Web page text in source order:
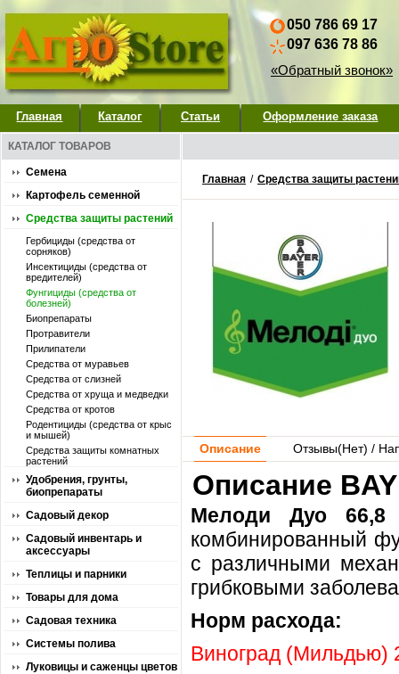
050 786 69 17
097 636 78 86
«Обратный звонок»
Главная Каталог Статьи Оформление заказа
КАТАЛОГ ТОВАРОВ
Семена
Картофель семенной
Средства защиты растений
Гербициды (средства от
сорняков)
Инсектициды (средства от
вредителей)
Фунгициды (средства от
болезней)
Биопрепараты
Протравители
Прилипатели
Средства от муравьев
Средства от слизней
Средства от хруща и медведки
Средства от кротов
Родентициды (средства от крыс
и мышей)
Средства защиты комнатных
растений
Удобрения, грунты,
биопрепараты
Садовый декор
Садовый инвентарь и
аксессуары
Теплицы и парники
Товары для дома
Садовая техника
Системы полива
Луковицы и саженцы цветов
Главная / Средства защиты
Описание Отзывы(Нет) /
Описание
Мелоди Дуо
комбинированный
с различными
грибковыми
Норм расхода:
Виноград (Мильдью)